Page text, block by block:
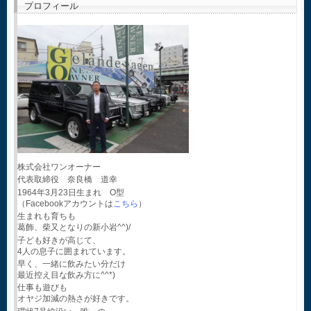
プロフィール
株式会社ワンオーナー
代表取締役 奈良橋 道幸
1964年3月23日生まれ O型
（Facebookアカウントはこちら ）
生まれも育ちも
葛飾、柴又となりの新小岩^^)/
子ども好きが高じて、
4人の息子に囲まれています。
早く、一緒に飲みたい分だけ
最近控え目な飲み方に^^*)
仕事も遊びも
オヤジ加減の熱さが好きです。